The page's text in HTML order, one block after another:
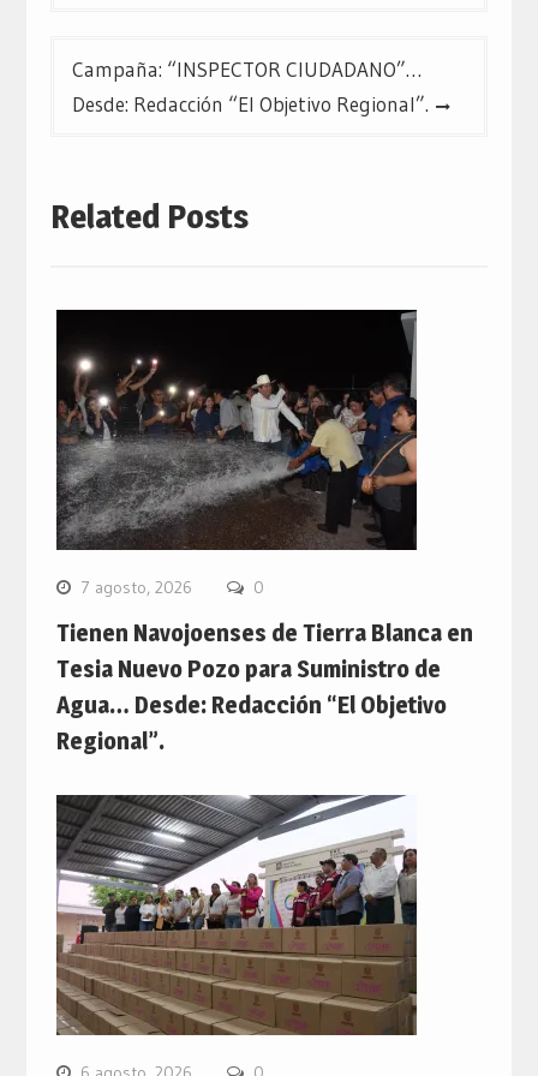
Campaña: “INSPECTOR CIUDADANO”…
Desde: Redacción “El Objetivo Regional”.
Related Posts
7 agosto, 2026 0
Tienen Navojoenses de Tierra Blanca en
Tesia Nuevo Pozo para Suministro de
Agua… Desde: Redacción “El Objetivo
Regional”.